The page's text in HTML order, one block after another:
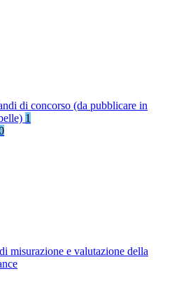
di concorso (da pubblicare in
1
misurazione e valutazione della